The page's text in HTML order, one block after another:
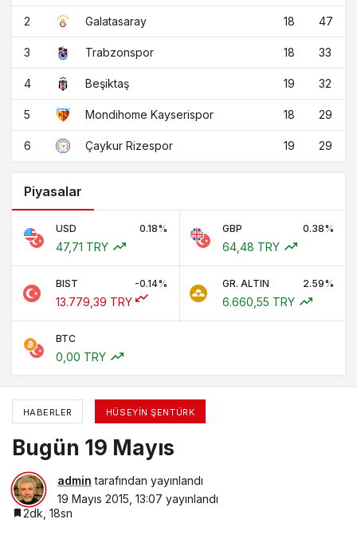
2 Galatasaray 18 47
3 Trabzonspor 18 33
4 Beşiktaş 19 32
5 Mondihome Kayserispor 18 29
6 Çaykur Rizespor 19 29
Piyasalar
USD 0.18%
47,71 TRY
GBP 0.38%
64,48 TRY
BIST -0.14%
13.779,39 TRY
GR. ALTIN 2.59%
6.660,55 TRY
BTC
0,00 TRY
HABERLER HÜSEYIN ŞENTÜRK
Bugün 19 Mayıs
admin tarafından yayınlandı
19 Mayıs 2015, 13:07 yayınlandı
2dk, 18sn